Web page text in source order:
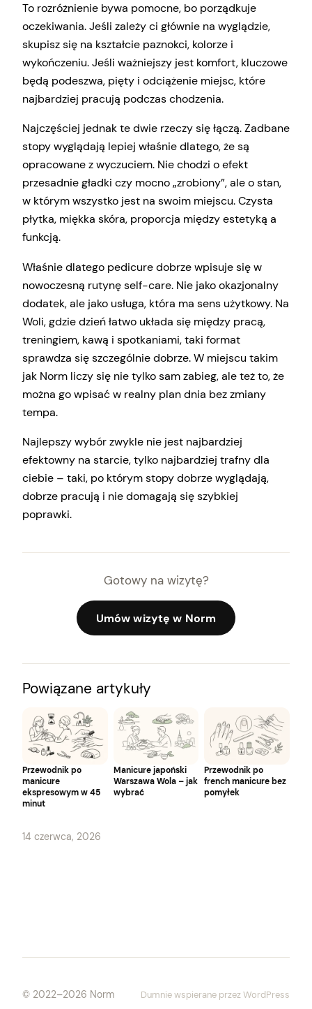
To rozróżnienie bywa pomocne, bo porządkuje
oczekiwania. Jeśli zależy ci głównie na wyglądzie,
skupisz się na kształcie paznokci, kolorze i
wykończeniu. Jeśli ważniejszy jest komfort, kluczowe
będą podeszwa, pięty i odciążenie miejsc, które
najbardziej pracują podczas chodzenia.
Najczęściej jednak te dwie rzeczy się łączą. Zadbane
stopy wyglądają lepiej właśnie dlatego, że są
opracowane z wyczuciem. Nie chodzi o efekt
przesadnie gładki czy mocno „zrobiony”, ale o stan,
w którym wszystko jest na swoim miejscu. Czysta
płytka, miękka skóra, proporcja między estetyką a
funkcją.
Właśnie dlatego pedicure dobrze wpisuje się w
nowoczesną rutynę self-care. Nie jako okazjonalny
dodatek, ale jako usługa, która ma sens użytkowy. Na
Woli, gdzie dzień łatwo układa się między pracą,
treningiem, kawą i spotkaniami, taki format
sprawdza się szczególnie dobrze. W miejscu takim
jak Norm liczy się nie tylko sam zabieg, ale też to, że
można go wpisać w realny plan dnia bez zmiany
tempa.
Najlepszy wybór zwykle nie jest najbardziej
efektowny na starcie, tylko najbardziej trafny dla
ciebie – taki, po którym stopy dobrze wyglądają,
dobrze pracują i nie domagają się szybkiej
poprawki.
Gotowy na wizytę?
Umów wizytę w Norm
Powiązane artykuły
Przewodnik po
manicure
ekspresowym w 45
minut
Manicure japoński
Warszawa Wola – jak
wybrać
Przewodnik po
french manicure bez
pomyłek
14 czerwca, 2026
© 2022–2026 Norm Dumnie wspierane przez WordPress